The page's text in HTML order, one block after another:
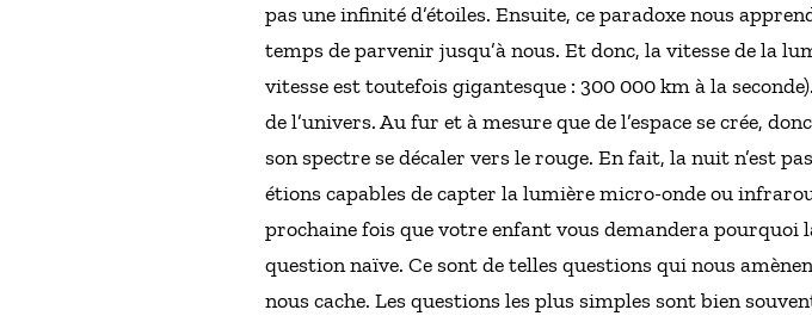
pas une infinité d’étoiles. Ensuite, ce paradoxe nous
temps de parvenir jusqu’à nous. Et donc, la vitesse de la
vitesse est toutefois gigantesque : 300 000 km à la
de l’univers. Au fur et à mesure que de l’espace se crée,
son spectre se décaler vers le rouge. En fait, la nuit n’est
étions capables de capter la lumière micro-onde ou
prochaine fois que votre enfant vous demandera pourquoi
question naïve. Ce sont de telles questions qui nous
nous cache. Les questions les plus simples sont bien